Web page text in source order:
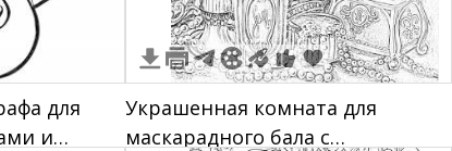
для
и
Украшенная комната для
маскарадного бала с